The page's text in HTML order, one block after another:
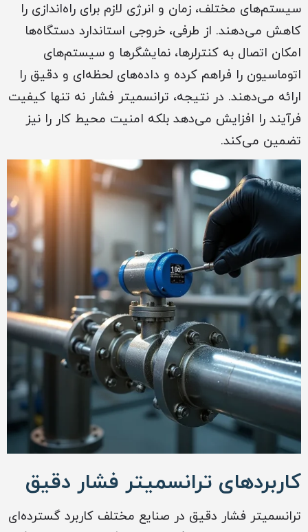
سیستم‌های مختلف، زمان و انرژی لازم برای راه‌اندازی را
کاهش می‌دهند. از طرفی، خروجی استاندارد دستگاه‌ها
امکان اتصال به کنترلرها، نمایشگرها و سیستم‌های
اتوماسیون را فراهم کرده و داده‌های لحظه‌ای و دقیق را
ارائه می‌دهند. در نتیجه، ترانسمیتر فشار نه تنها کیفیت
فرآیند را افزایش می‌دهد بلکه امنیت محیط کار را نیز
تضمین می‌کند.
کاربردهای ترانسمیتر فشار دقیق
ترانسمیتر فشار دقیق در صنایع مختلف کاربرد گسترده‌ای